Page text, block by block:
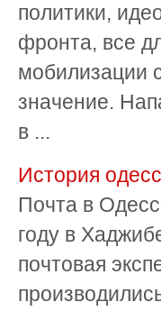
политики,
фронта, все
мобилизации
значение.
в ...
История
Почта в
году в
почтовая